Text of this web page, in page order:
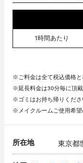
1時間あたり
※ご料金は全て税込価格と
※延長料金は30分毎に頂戴
※ゴミはお持ち帰りくださ
※メイクルームご使用希望
所在地 東京都